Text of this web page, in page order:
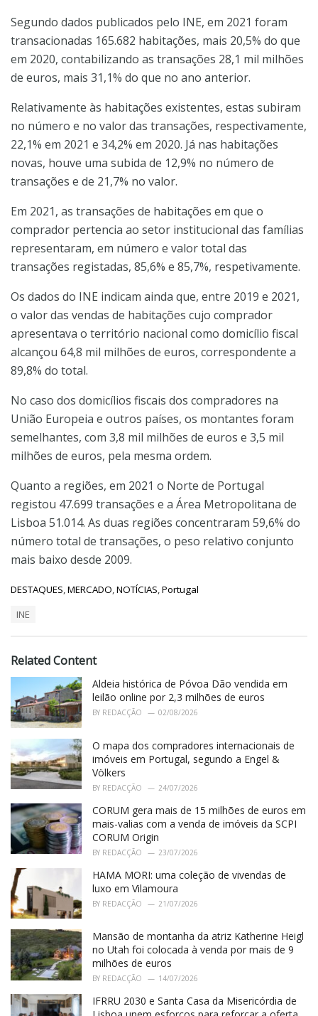
Segundo dados publicados pelo INE, em 2021 foram
transacionadas 165.682 habitações, mais 20,5% do que
em 2020, contabilizando as transações 28,1 mil milhões
de euros, mais 31,1% do que no ano anterior.
Relativamente às habitações existentes, estas subiram
no número e no valor das transações, respectivamente,
22,1% em 2021 e 34,2% em 2020. Já nas habitações
novas, houve uma subida de 12,9% no número de
transações e de 21,7% no valor.
Em 2021, as transações de habitações em que o
comprador pertencia ao setor institucional das famílias
representaram, em número e valor total das
transações registadas, 85,6% e 85,7%, respetivamente.
Os dados do INE indicam ainda que, entre 2019 e 2021,
o valor das vendas de habitações cujo comprador
apresentava o território nacional como domicílio fiscal
alcançou 64,8 mil milhões de euros, correspondente a
89,8% do total.
No caso dos domicílios fiscais dos compradores na
União Europeia e outros países, os montantes foram
semelhantes, com 3,8 mil milhões de euros e 3,5 mil
milhões de euros, pela mesma ordem.
Quanto a regiões, em 2021 o Norte de Portugal
registou 47.699 transações e a Área Metropolitana de
Lisboa 51.014. As duas regiões concentraram 59,6% do
número total de transações, o peso relativo conjunto
mais baixo desde 2009.
C
o
r
i
s
:
DESTAQUES,MERCADO,NOTÍCIAS,Portugal
:
INE
Related Content
Aldeia histórica de Póvoa Dão vendida em
leilão online por 2,3 milhões de euros
BY REDACÇÃO 02/08/2026
O mapa dos compradores internacionais de
imóveis em Portugal, segundo a Engel &
Völkers
BY REDACÇÃO 24/07/2026
CORUM gera mais de 15 milhões de euros em
mais-valias com a venda de imóveis da SCPI
CORUM Origin
BY REDACÇÃO 23/07/2026
HAMA MORI: uma coleção de vivendas de
luxo em Vilamoura
BY REDACÇÃO 21/07/2026
Mansão de montanha da atriz Katherine Heigl
no Utah foi colocada à venda por mais de 9
milhões de euros
BY REDACÇÃO 14/07/2026
IFRRU 2030 e Santa Casa da Misericórdia de